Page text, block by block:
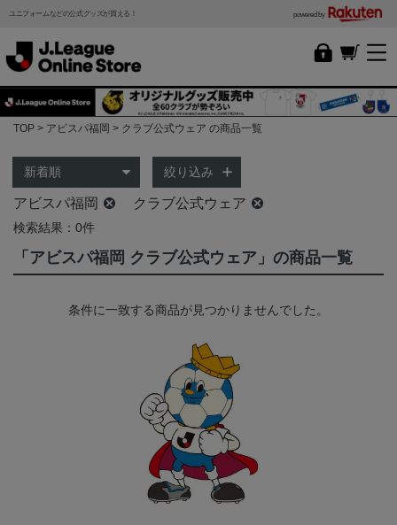
ユニフォームなどの公式グッズが買える！ powered by
TOP アビスパ福岡 クラブ公式ウェア の商品一覧
絞り込み
アビスパ福岡 クラブ公式ウェア
検索結果：0件
「アビスパ福岡 クラブ公式ウェア」の商品一覧
条件に一致する商品が見つかりませんでした。